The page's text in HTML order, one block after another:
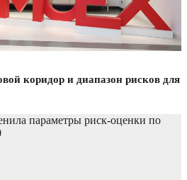
коридор и диапазон рисков для